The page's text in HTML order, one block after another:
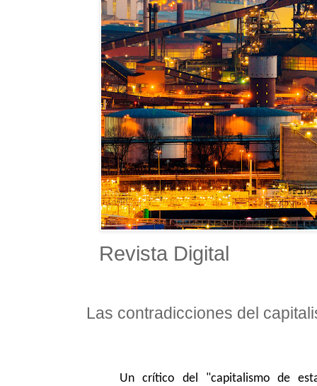
Revista Digital
Las contradicciones del
Un crítico del "capitalismo de